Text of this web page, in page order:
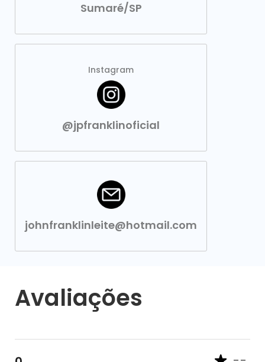
Sumaré/SP
Instagram
@jpfranklinoficial
johnfranklinleite@hotmail.com
Avaliações